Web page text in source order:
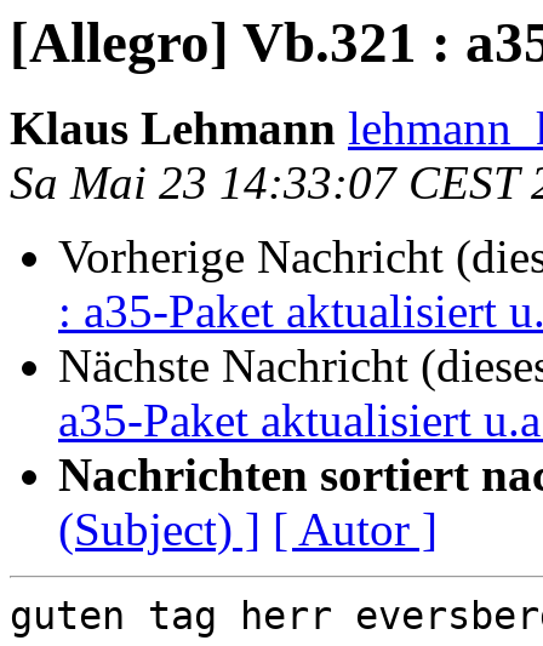
[Allegro] Vb.321 :
Klaus Lehmann
Sa Mai 23 14:33:07 CEST
Vorherige Nachricht
: a35-Paket aktualisiert
Nächste Nachricht
a35-Paket aktualisiert
Nachrichten sortiert
(Subject) ] [ Autor ]
guten tag herr